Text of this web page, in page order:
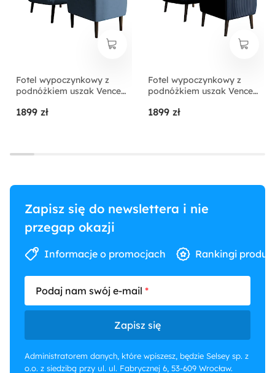
Fotel wypoczynkowy z
podnóżkiem uszak Vence
łatwoczyszczącej welur
1899 zł
Fotel wypoczynkowy z
podnóżkiem uszak Vence
czarne
1899 zł
Zapisz się do newslettera i nie
przegap okazji
Informacje o promocjach Rankingi
Podaj nam swój e-mail
Zapisz się
Administratorem danych, które wpiszesz, będzie Selsey sp. z
o.o. z siedzibą przy ul. ul. Fabrycznej 6, 53-609 Wrocław.